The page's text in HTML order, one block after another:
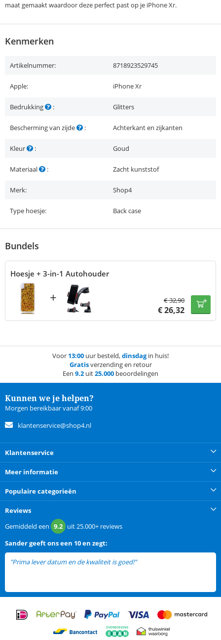
maat gemaakt waardoor deze perfect past op je iPhone Xr.
Kenmerken
Artikelnummer: 8718923529745
Apple: iPhone Xr
Bedrukking : Glitters
Bescherming van zijde : Achterkant en zijkanten
Kleur : Goud
Materiaal : Zacht kunststof
Merk: Shop4
Type hoesje: Back case
Bundels
Hoesje + 3-in-1 Autohouder
+ €32,90
€26,32
Voor 13:00 uur besteld,dinsdagin huis!
Gratisverzending en retour
Een 9.2 uit25.000 beoordelingen
Kunnen we je helpen?
Morgen bereikbaar vanaf 9:00
klantenservice@shop4.nl
Klantenservice
Meer informatie
Populaire categorieën
Reviews
Gemiddeld een 9.2 uit25.000+ reviews
Sandergeeft ons een 10 en zegt:
"Prima lever datum en de kwaliteit is goed!"